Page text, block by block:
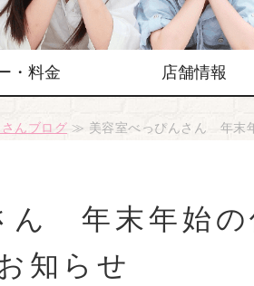
・料金 店舗情報
んブログ ≫ 美容室べっぴんさん 年末
ん 年末年始の
知らせ